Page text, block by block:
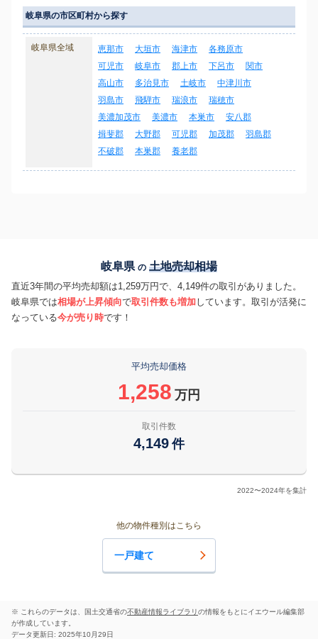
岐阜県の市区町村から探す
岐阜県全域 恵那市 大垣市 海津市
各務原市
可児市
岐阜市 郡上市 下呂市
関市
高山市
多治見市 土岐市
中津川市
羽島市
飛騨市 瑞浪市
瑞穂市
美濃加茂市
美濃市 本巣市
安八郡
揖斐郡
大野郡 可児郡 加茂郡
羽島郡
不破郡
本巣郡 養老郡
岐阜県 の 土地売却相場
直近3年間の平均売却額は1,259万円で、4,149件の取引がありました。
岐阜県では相場が上昇傾向で取引件数も増加しています。取引が活発に
なっている今が売り時です！
平均売却価格
1,258 万円
取引件数
4,149 件
2022〜2024年を集計
他の物件種別はこちら
一戸建て
※ これらのデータは、国土交通省の不動産情報ライブラリの情報をもとにイエウール編集部
が作成しています。
データ更新日: 2025年10月29日